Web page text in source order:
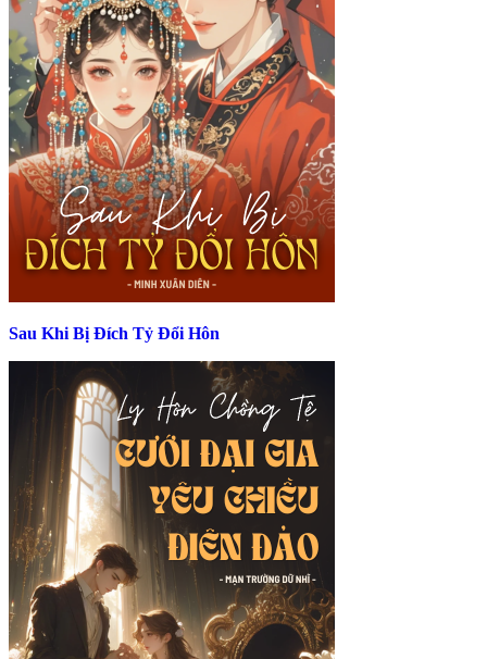
Sau Khi Bị Đích Tỷ Đổi Hôn